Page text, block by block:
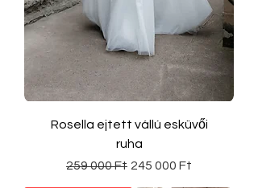
Rosella ejtett vállú esküvői
ruha
Szokásos ár
259 000 Ft Akciós ár
245 000 Ft